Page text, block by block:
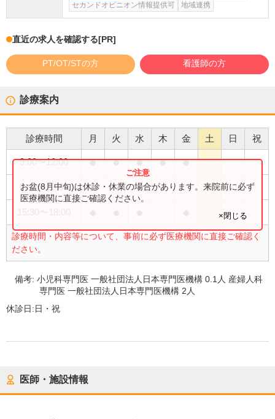
セカンドオピニオン情報提供可
地域連携
直近の求人を確認する[PR]
PT/OT/STの方 看護師の方
診療案内
診療時間 月 火 水 木 金 土 日 祝
9:00〜12:00 ● ● ● ● ●
9:00〜13:00 ●
診療時間・内容等について、事前に必ず医療機関に直接ご確認く
ださい。
お盆(8月中旬)は休診・休業の場合があります。来院前に必ず
医療機関に直接ご確認ください。
×閉じる
備考:小児科専門医 一般社団法人日本専門医機構 0.1人 産婦人科
専門医 一般社団法人日本専門医機構 2人
休診日:日・祝
医師・施設情報